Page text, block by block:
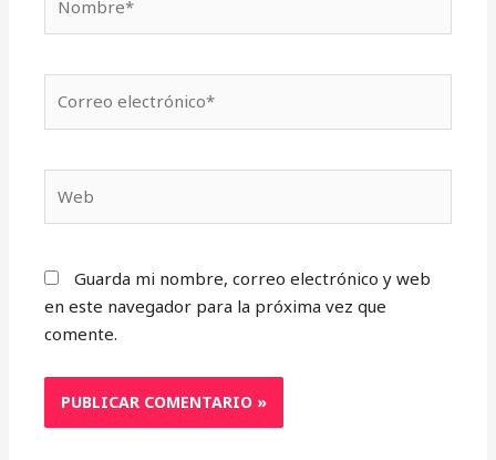
electrónico*
Guarda mi nombre, correo electrónico y web
en este navegador para la próxima vez que
comente.